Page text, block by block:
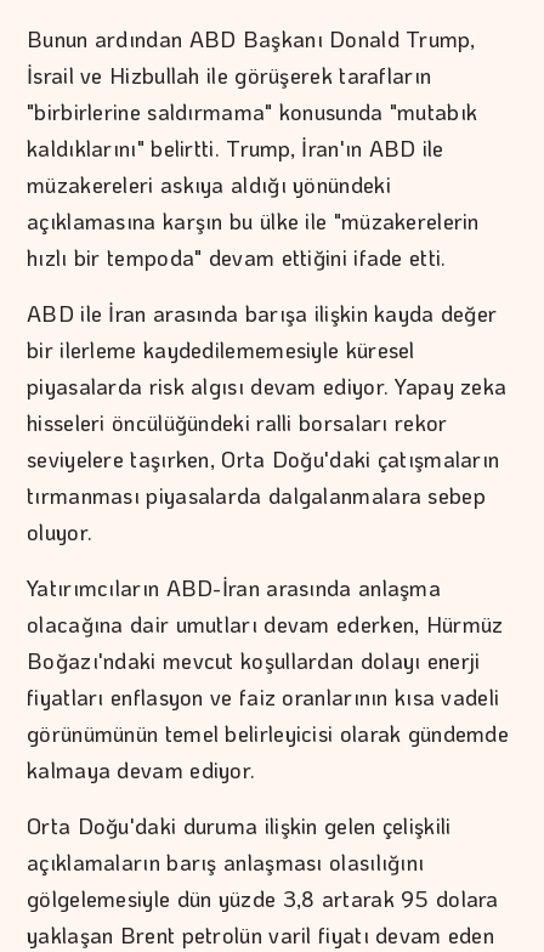
Bunun ardından ABD Başkanı Donald Trump,
İsrail ve Hizbullah ile görüşerek tarafların
"birbirlerine saldırmama" konusunda "mutabık
kaldıklarını" belirtti. Trump, İran'ın ABD ile
müzakereleri askıya aldığı yönündeki
açıklamasına karşın bu ülke ile "müzakerelerin
hızlı bir tempoda" devam ettiğini ifade etti.
ABD ile İran arasında barışa ilişkin kayda değer
bir ilerleme kaydedilememesiyle küresel
piyasalarda risk algısı devam ediyor. Yapay zeka
hisseleri öncülüğündeki ralli borsaları rekor
seviyelere taşırken, Orta Doğu'daki çatışmaların
tırmanması piyasalarda dalgalanmalara sebep
oluyor.
Yatırımcıların ABD-İran arasında anlaşma
olacağına dair umutları devam ederken, Hürmüz
Boğazı'ndaki mevcut koşullardan dolayı enerji
fiyatları enflasyon ve faiz oranlarının kısa vadeli
görünümünün temel belirleyicisi olarak gündemde
kalmaya devam ediyor.
Orta Doğu'daki duruma ilişkin gelen çelişkili
açıklamaların barış anlaşması olasılığını
gölgelemesiyle dün yüzde 3,8 artarak 95 dolara
yaklaşan Brent petrolün varil fiyatı devam eden